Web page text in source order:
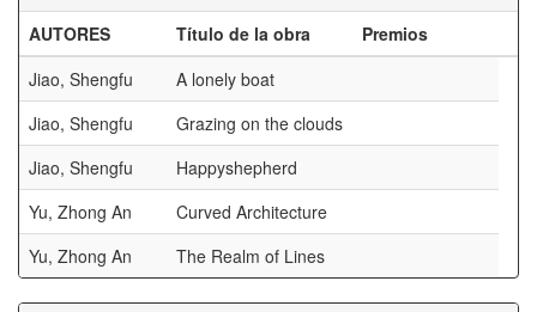
AUTORES Título de la obra
Premios
Jiao, Shengfu
A lonely boat
Jiao, Shengfu
Grazing on the clouds
Jiao, Shengfu
Happyshepherd
Yu, Zhong An
Curved Architecture
Yu, Zhong An
The Realm of Lines